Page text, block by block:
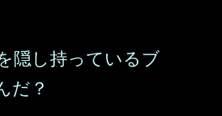
隠し持っているブ
だ？